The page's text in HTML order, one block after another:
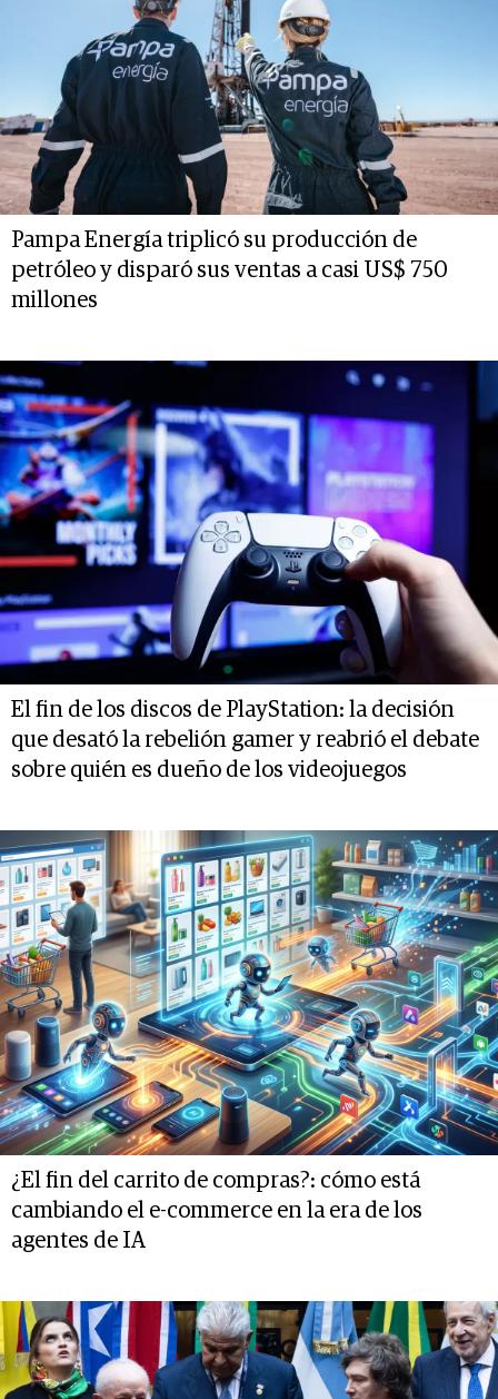
Pampa Energía triplicó su producción de
petróleo y disparó sus ventas a casi US$ 750
millones
El fin de los discos de PlayStation: la decisión
que desató la rebelión gamer y reabrió el debate
sobre quién es dueño de los videojuegos
¿El fin del carrito de compras?: cómo está
cambiando el e-commerce en la era de los
agentes de IA